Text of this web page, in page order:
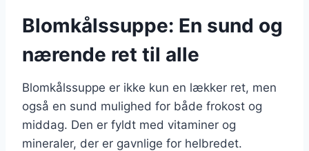
Blomkålssuppe: En sund og
nærende ret til alle
Blomkålssuppe er ikke kun en lækker ret, men
også en sund mulighed for både frokost og
middag. Den er fyldt med vitaminer og
mineraler, der er gavnlige for helbredet.